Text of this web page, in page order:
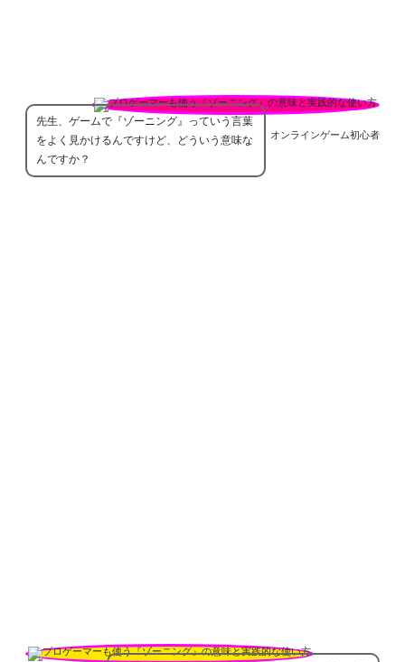
オンラインゲーム初心者
先生、ゲームで『ゾーニング』っていう言葉
をよく見かけるんですけど、どういう意味な
んですか？